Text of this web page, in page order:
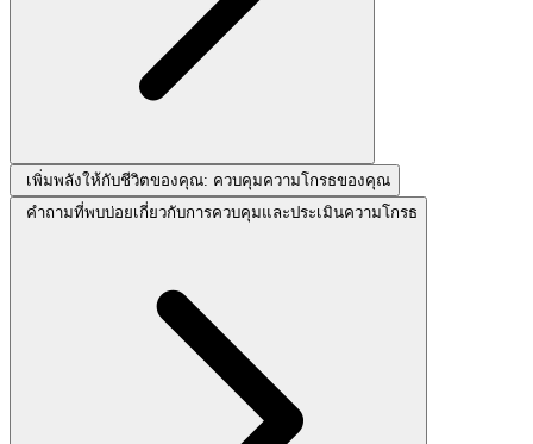
เพิ่มพลังให้กับชีวิตของคุณ: ควบคุมความโกรธของคุณ
คำถามที่พบบ่อยเกี่ยวกับการควบคุมและประเมินความโกรธ